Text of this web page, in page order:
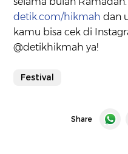
detik.com/hikmah dan
kamu bisa cek di
@detikhikmah ya!
Festival
Share